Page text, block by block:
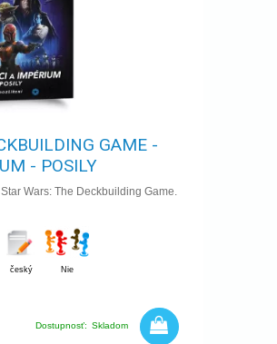
GAME -
- POSILY
Wars: The Deckbuilding Game.
český Nie
Dostupnosť: Skladom